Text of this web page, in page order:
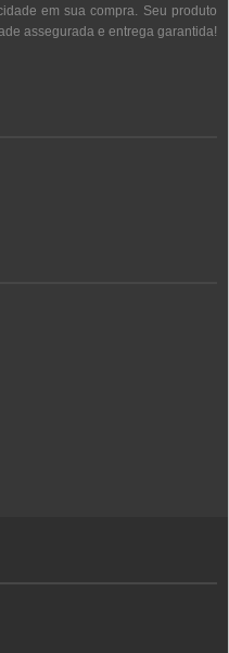
em sua compra. Seu produto
assegurada e entrega garantida!